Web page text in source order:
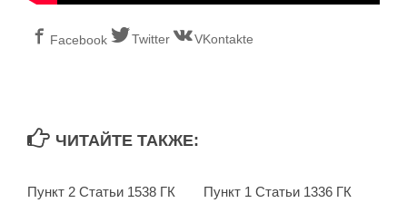
Facebook Twitter VKontakte
ЧИТАЙТЕ ТАКЖЕ:
Пункт 2 Статьи 1538 ГК
Пункт 1 Статьи 1336 ГК